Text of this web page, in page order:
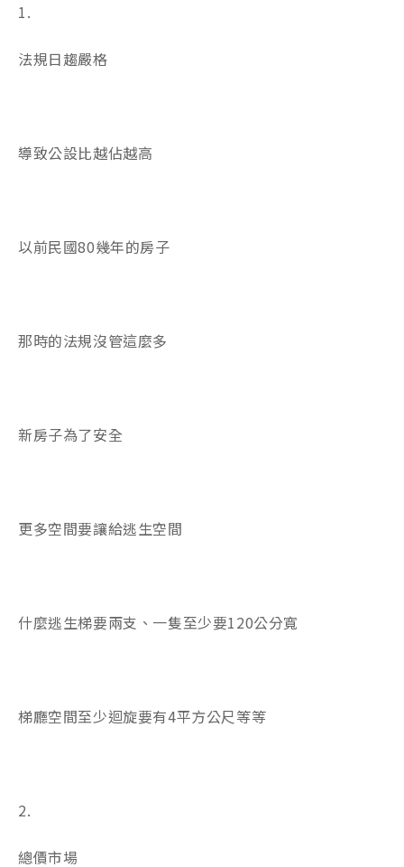
1.
法規日趨嚴格
導致公設比越佔越高
以前民國80幾年的房子
那時的法規沒管這麼多
新房子為了安全
更多空間要讓給逃生空間
什麼逃生梯要兩支、一隻至少要120公分寬
梯廳空間至少迴旋要有4平方公尺等等
2.
總價市場